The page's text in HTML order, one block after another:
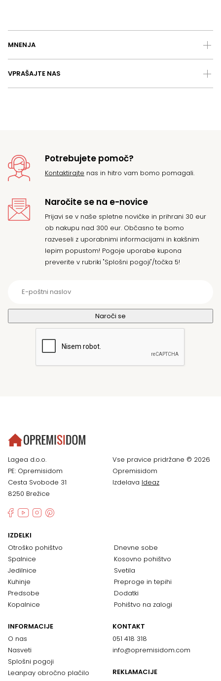
MNENJA
VPRAŠAJTE NAS
Potrebujete pomoč?
Kontaktirajte nas in hitro vam bomo pomagali.
Naročite se na e-novice
Prijavi se v naše spletne novičke in prihrani 30 eur
ob nakupu nad 300 eur. Občasno te bomo
razveseli z uporabnimi informacijami in kakšnim
lepim popustom! Pogoje uporabe kupona
preverite v rubriki "Splošni pogoji"/točka 5!
Lagea d.o.o.
PE: Opremisidom
Cesta Svobode 31
8250 Brežice
Vse pravice pridržane © 2026
Opremisidom
Izdelava Ideaz
IZDELKI
Otroško pohištvo
Spalnice
Jedilnice
Kuhinje
Predsobe
Kopalnice
Dnevne sobe
Kosovno pohištvo
Svetila
Preproge in tepihi
Dodatki
Pohištvo na zalogi
INFORMACIJE
O nas
Nasveti
Splošni pogoji
Leanpay obročno plačilo
KONTAKT
051 418 318
info@opremisidom.com
REKLAMACIJE